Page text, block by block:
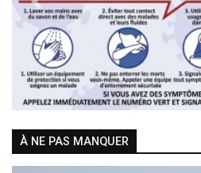
Previous
À NE PAS MANQUER